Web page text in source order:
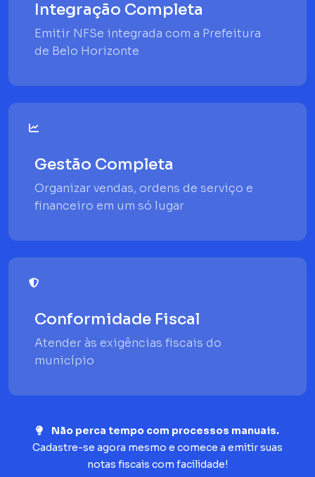
Integração Completa
Emitir NFSe integrada com a Prefeitura
de Belo Horizonte
Gestão Completa
Organizar vendas, ordens de serviço e
financeiro em um só lugar
Conformidade Fiscal
Atender às exigências fiscais do
município
Não perca tempo com processos manuais.
Cadastre-se agora mesmo e comece a emitir suas
notas fiscais com facilidade!